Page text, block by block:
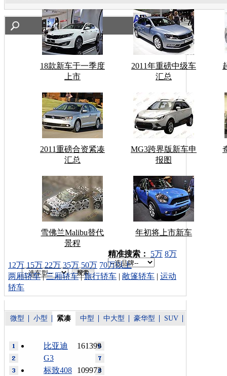
18款新车于一季度
上市
2011年重磅中级车
汇总
2011重磅合资紧凑
汇总
MG3跨界版新车申
报图
雪佛兰Malibu替代
景程
年初将上市新车
车型搜索：
精准搜索： 5万 8万
12万 15万 22万 35万 50万 70万以上
两厢轿车|三厢轿车|旅行轿车 | 敞篷轿车 | 运动
轿车
微型 小型 紧凑 中型 中大型 豪华型 SUV
161399
比亚迪
G3
109973
标致408